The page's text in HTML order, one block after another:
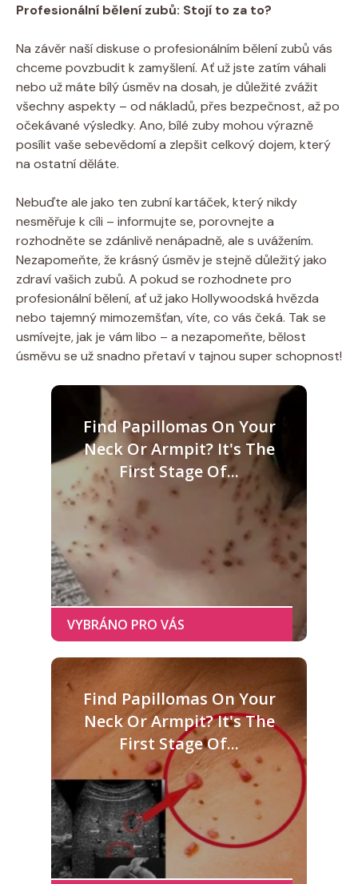
Profesionální bělení zubů: Stojí to za to?
Na závěr naší diskuse o profesionálním bělení zubů vás
chceme povzbudit k zamyšlení. Ať už jste zatím váhali
nebo už máte bílý úsměv na dosah, je důležité zvážit
všechny aspekty – od nákladů, přes bezpečnost, až po
očekávané výsledky. Ano, bílé zuby mohou výrazně
posílit vaše sebevědomí a zlepšit celkový dojem, který
na ostatní děláte.
Nebuďte ale jako ten zubní kartáček, který nikdy
nesměřuje k cíli – informujte se, porovnejte a
rozhodněte se zdánlivě nenápadně, ale s uvážením.
Nezapomeňte, že krásný úsměv je stejně důležitý jako
zdraví vašich zubů. A pokud se rozhodnete pro
profesionální bělení, ať už jako Hollywoodská hvězda
nebo tajemný mimozemšťan, víte, co vás čeká. Tak se
usmívejte, jak je vám libo – a nezapomeňte, bělost
úsměvu se už snadno přetaví v tajnou super schopnost!
Find Papillomas On Your
Neck Or Armpit? It's The
First Stage Of...
Find Papillomas On Your
Neck Or Armpit? It's The
First Stage Of...